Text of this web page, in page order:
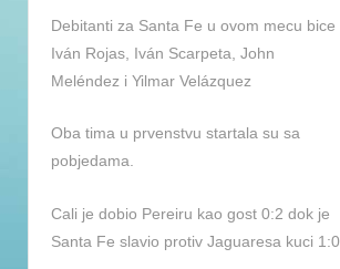
Debitanti za Santa Fe u ovom mecu bice
Iván Rojas, Iván Scarpeta, John
Meléndez i Yilmar Velázquez
Oba tima u prvenstvu startala su sa
pobjedama.
Cali je dobio Pereiru kao gost 0:2 dok je
Santa Fe slavio protiv Jaguaresa kuci 1:0